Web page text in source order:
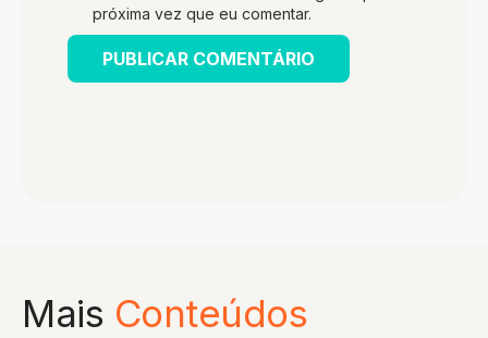
próxima vez que eu comentar.
Mais Conteúdos